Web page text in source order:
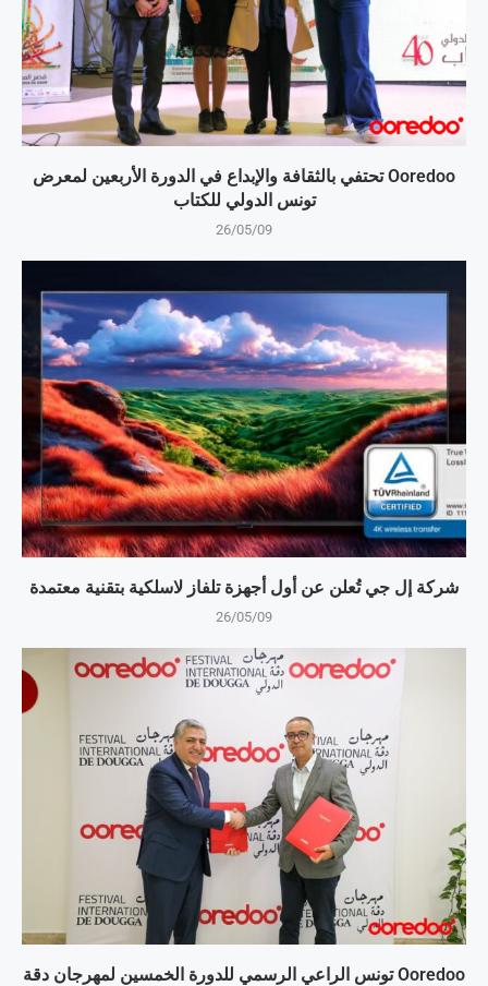
Ooredoo تحتفي بالثقافة والإبداع في الدورة الأربعين لمعرض
تونس الدولي للكتاب
26/05/09
شركة إل جي تُعلن عن أول أجهزة تلفاز لاسلكية بتقنية معتمدة
26/05/09
Ooredoo تونس الراعي الرسمي للدورة الخمسين لمهرجان دقة